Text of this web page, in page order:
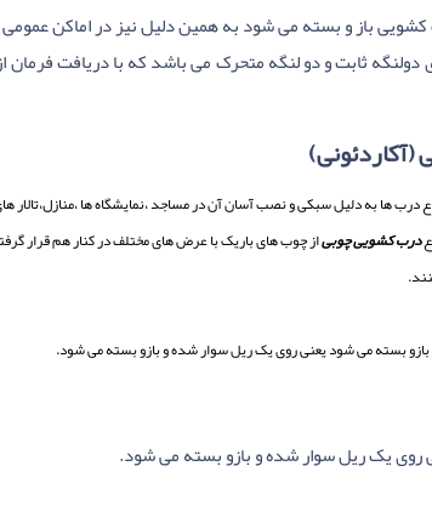
باز و بسته می شود به همین دلیل نیز در اماکن عمومی
دولنگه ثابت و دو لنگه متحرک می باشد که با دریافت
درب ها به دلیل سبکی و نصب آسان آن در مساجد ،نمایشگاه ها ،منازل،تالار
درب کشویی چوبیاز چوب های باریک با عرض های مختلف در کنار هم قرار
بسته می شود یعنی روی یک ریل سوار شده و بازو بسته می شود.
روی یک ریل سوار شده و بازو بسته می شود.